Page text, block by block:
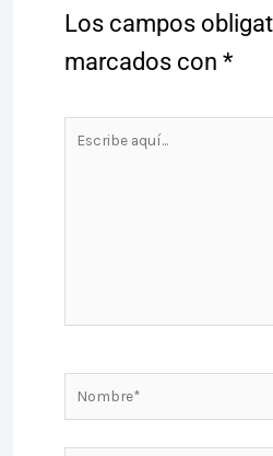
Los campos
marcados con *
Escribe
Nombre*